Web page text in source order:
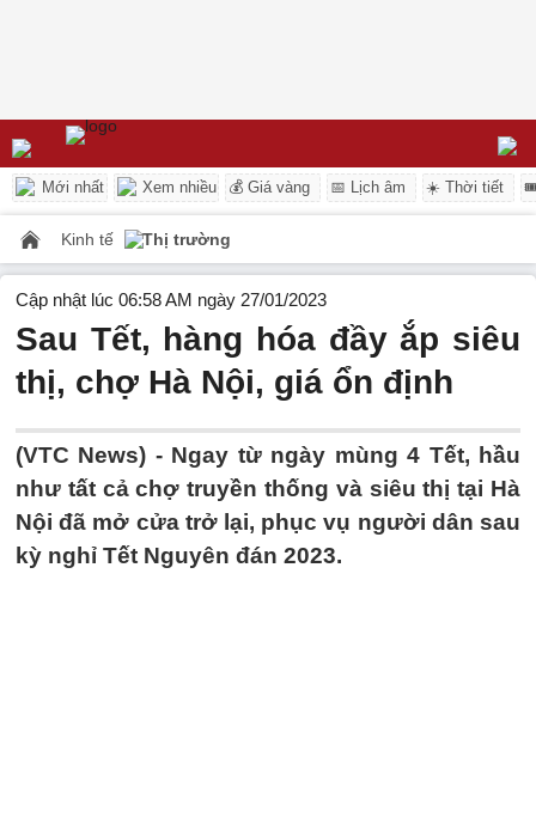
Mới nhất Xem nhiều 💰 Giá vàng 📅 Lịch âm ☀️ Thời tiết
Kinh tế Thị trường
Cập nhật lúc 06:58 AM ngày 27/01/2023
Sau Tết, hàng hóa đầy ắp siêu
thị, chợ Hà Nội, giá ổn định
(VTC News) - Ngay từ ngày mùng 4 Tết, hầu
như tất cả chợ truyền thống và siêu thị tại Hà
Nội đã mở cửa trở lại, phục vụ người dân sau
kỳ nghỉ Tết Nguyên đán 2023.